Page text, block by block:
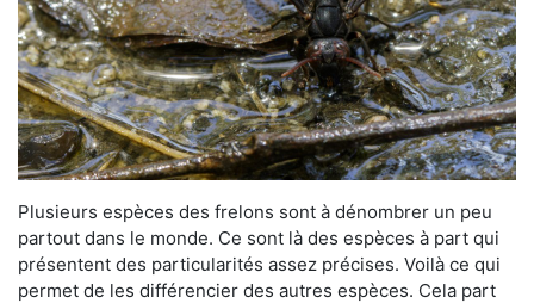
Plusieurs espèces des frelons sont à dénombrer un peu
partout dans le monde. Ce sont là des espèces à part qui
présentent des particularités assez précises. Voilà ce qui
permet de les différencier des autres espèces. Cela part